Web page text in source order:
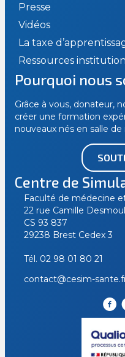
Presse
Vidéos
La taxe
Ressources
Pourquoi nous
Grâce à vous, donateur,
créer une formation
nouveaux nés en salle de
Centre de
Faculté de médecine
22 rue Camille
CS 93 837
29238 Brest Cedex 3
Tél. 02 98 01 80 21
contact@cesim-